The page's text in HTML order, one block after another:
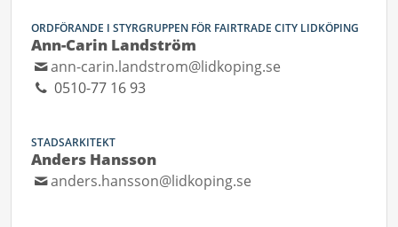
ORDFÖRANDE I STYRGRUPPEN FÖR FAIRTRADE CITY LIDKÖPING
Ann-Carin Landström
ann-carin.landstrom@lidkoping.se
0510-77 16 93
STADSARKITEKT
Anders Hansson
anders.hansson@lidkoping.se